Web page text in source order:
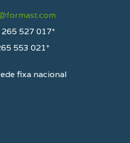
527 017*
553 021*
fixa nacional